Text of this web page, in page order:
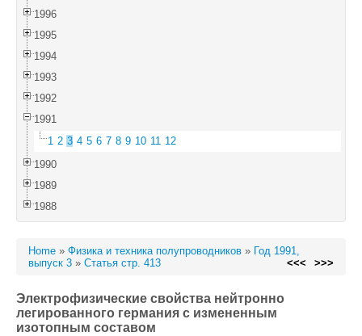
1996
1995
1994
1993
1992
1991
1 2 3 4 5 6 7 8 9 10 11 12
1990
1989
1988
Home » Физика и техника полупроводников » Год 1991,
выпуск 3 » Статья стр. 413 <<< >>>
Электрофизические свойства нейтронно
легированного германия с измененным
изотопным составом